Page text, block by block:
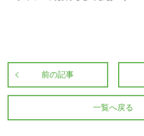
前の記事
一覧へ戻る